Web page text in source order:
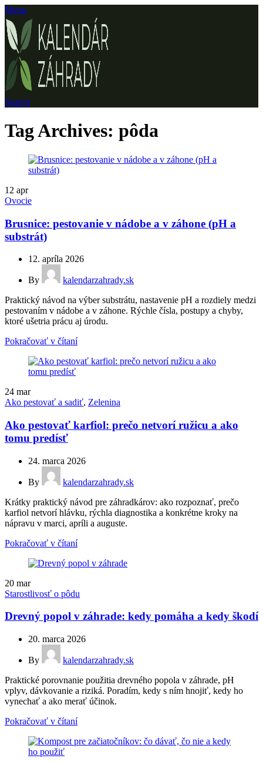
Menu
Search
Tag Archives: pôda
12 apr
Ovocie
Brusnice: pestovanie v nádobe a v záhone (pH a
substrát)
12. apríla 2026
By
kalendarzahrady.sk
Praktický návod na výber substrátu, nastavenie pH a rozdiely medzi
pestovaním v nádobe a v záhone. Rýchle čísla, postupy a chyby,
ktoré ušetria prácu aj úrodu.
Pokračovať v čítaní
24 mar
Ako pestovať a sadiť, Zelenina
Ako pestovať karfiol: prečo netvorí ružicu a ako
tomu predísť
24. marca 2026
By
kalendarzahrady.sk
Krátky praktický návod pre záhradkárov: ako rozpoznať, prečo
karfiol netvorí hlávku, rýchla diagnostika a konkrétne kroky na
nápravu v marci, apríli a auguste.
Pokračovať v čítaní
20 mar
Starostlivosť o pôdu
Drevný popol v záhrade: kedy pomáha a kedy škodí
20. marca 2026
By
kalendarzahrady.sk
Praktické porovnanie použitia drevného popola v záhrade, pH
vplyv, dávkovanie a riziká. Poradím, kedy s ním hnojiť, kedy ho
vynechať a ako merať účinok.
Pokračovať v čítaní